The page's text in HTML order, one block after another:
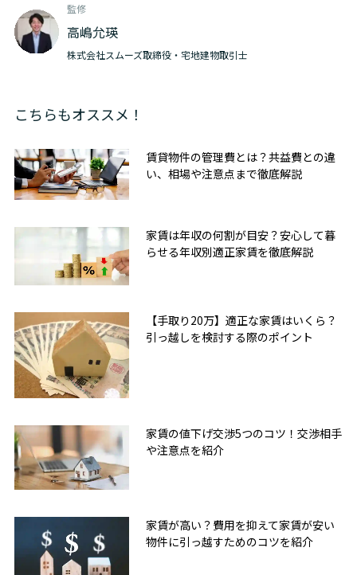
監修
高嶋允瑛
株式会社スムーズ取締役・宅地建物取引士
こちらもオススメ！
賃貸物件の管理費とは？共益費との違
い、相場や注意点まで徹底解説
家賃は年収の何割が目安？安心して暮
らせる年収別適正家賃を徹底解説
【手取り20万】適正な家賃はいくら？
引っ越しを検討する際のポイント
家賃の値下げ交渉5つのコツ！交渉相手
や注意点を紹介
家賃が高い？費用を抑えて家賃が安い
物件に引っ越すためのコツを紹介